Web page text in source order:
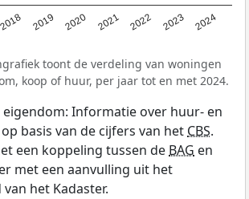
2018 2019 2020 2021 2022 2023 2024
toont de verdeling van woningen
koop of huur, per jaar tot en met 2024.
Informatie over huur- en
basis van de cijfers van hetCBS.
een koppeling tussen deBAG en
met een aanvulling uit het
het Kadaster.